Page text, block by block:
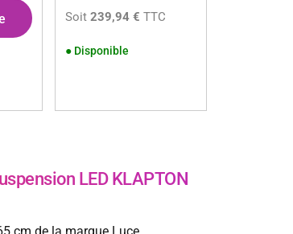
Soit239,94 € TTC
● Disponible
LED KLAPTON